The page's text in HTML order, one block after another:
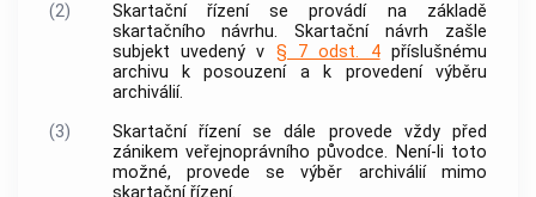
(2)
Skartační řízení se provádí na základě
skartačního návrhu. Skartační návrh zašle
subjekt uvedený v § 7 odst. 4příslušnému
archivu k posouzení a k provedení výběru
archiválií.
(3)
Skartační řízení se dále provede vždy před
zánikem veřejnoprávníhopůvodce. Není-li toto
možné, provede sevýběr archiváliímimo
skartační řízení.